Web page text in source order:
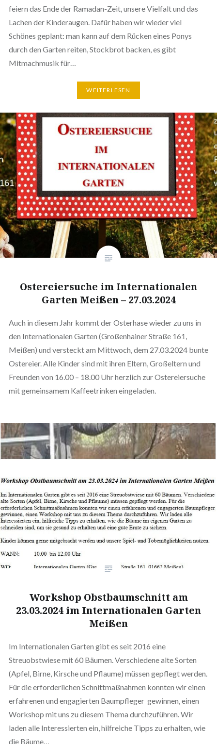
feiern das Ende der Ramadan-Zeit, unsere Vielfalt und das
Lachen der Kinderaugen. Dafür haben wir wieder viel
Schönes geplant: man kann auf dem Rücken eines Ponys
durch den Garten reiten, Stockbrot backen, es gibt
Mitmachmusik für…
WEITERLESEN
Ostereiersuche im Internationalen
Garten Meißen – 27.03.2024
Auch in diesem Jahr kommt der Osterhase wieder zu uns in
den Internationalen Garten (Großenhainer Straße 161,
Meißen) und versteckt am Mittwoch, dem 27.03.2024 bunte
Ostereier. Alle Kinder sind mit ihren Eltern, Großeltern und
Freunden von 16.00 – 18.00 Uhr herzlich zur Ostereiersuche
mit gemeinsamem Kaffeetrinken eingeladen.
Workshop Obstbaumschnitt am
23.03.2024 im Internationalen Garten
Meißen
Im Internationalen Garten gibt es seit 2016 eine
Streuobstwiese mit 60 Bäumen. Verschiedene alte Sorten
(Apfel, Birne, Kirsche und Pflaume) müssen gepflegt werden.
Für die erforderlichen Schnittmaßnahmen konnten wir einen
erfahrenen und engagierten Baumpfleger gewinnen, einen
Workshop mit uns zu diesem Thema durchzuführen. Wir
laden alle Interessierten ein, hilfreiche Tipps zu erhalten, wie
die Bäume…